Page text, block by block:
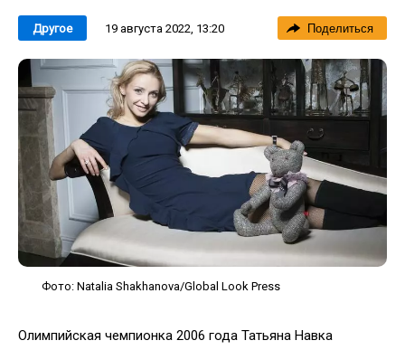
Другое 19 августа 2022, 13:20 Поделиться
Фото: Natalia Shakhanova/Global Look Press
Олимпийская чемпионка 2006 года Татьяна Навка